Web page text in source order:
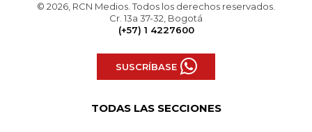
© 2026, RCN Medios. Todos los derechos reservados.
Cr. 13a 37-32, Bogotá
(+57) 1 4227600
SUSCRÍBASE
TODAS LAS SECCIONES